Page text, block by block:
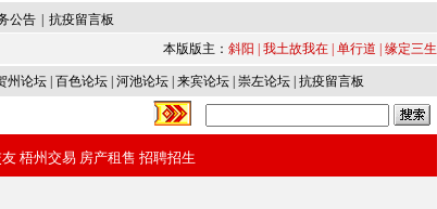
公告
抗疫留言板
本版版主： 斜阳 我土故我在 单行道 缘定三生
州论坛 百色论坛 河池论坛 来宾论坛 崇左论坛 抗疫留言板
梧州交易 房产租售 招聘招生